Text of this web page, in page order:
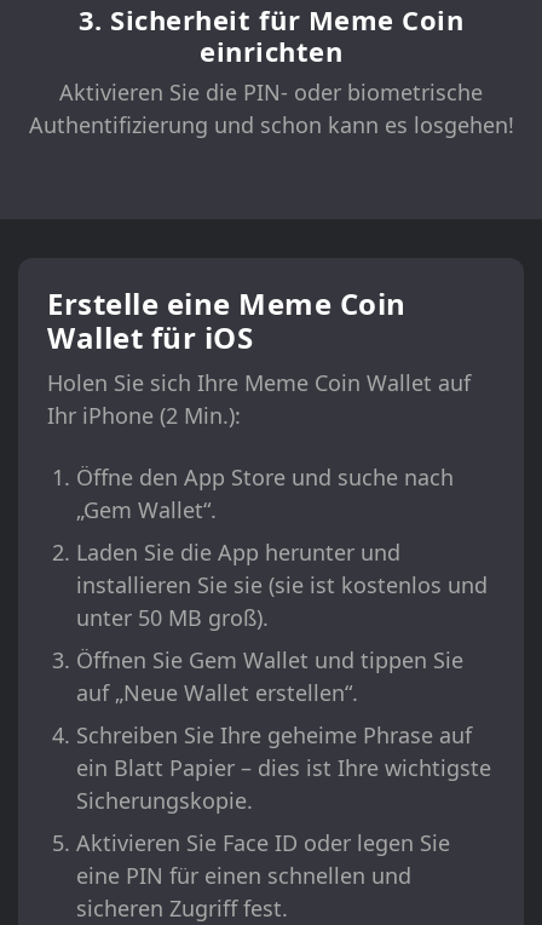
3. Sicherheit für Meme Coin
einrichten
Aktivieren Sie die PIN- oder biometrische
Authentifizierung und schon kann es losgehen!
Erstelle eine Meme Coin
Wallet für iOS
Holen Sie sich Ihre Meme Coin Wallet auf
Ihr iPhone (2 Min.):
Öffne den App Store und suche nach
„Gem Wallet“.
Laden Sie die App herunter und
installieren Sie sie (sie ist kostenlos und
unter 50 MB groß).
Öffnen Sie Gem Wallet und tippen Sie
auf „Neue Wallet erstellen“.
Schreiben Sie Ihre geheime Phrase auf
ein Blatt Papier – dies ist Ihre wichtigste
Sicherungskopie.
Aktivieren Sie Face ID oder legen Sie
eine PIN für einen schnellen und
sicheren Zugriff fest.